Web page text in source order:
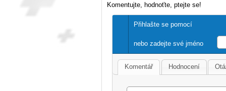
Komentujte, hodnoťte, ptejte se!
Přihlašte se pomocí
nebo zadejte své jméno
Komentář Hodnocení